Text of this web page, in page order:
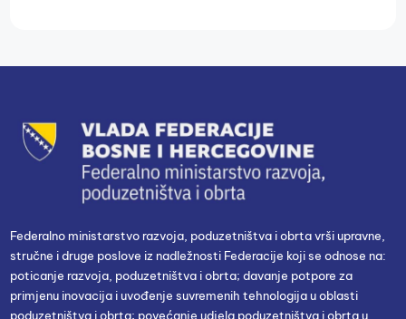
Federalno ministarstvo razvoja, poduzetništva i obrta vrši upravne,
stručne i druge poslove iz nadležnosti Federacije koji se odnose na:
poticanje razvoja, poduzetništva i obrta; davanje potpore za
primjenu inovacija i uvođenje suvremenih tehnologija u oblasti
poduzetništva i obrta; povećanje udjela poduzetništva i obrta u